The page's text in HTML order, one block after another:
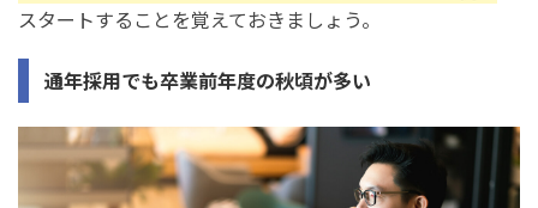
スタートすることを覚えておきましょう。
通年採用でも卒業前年度の秋頃が多い